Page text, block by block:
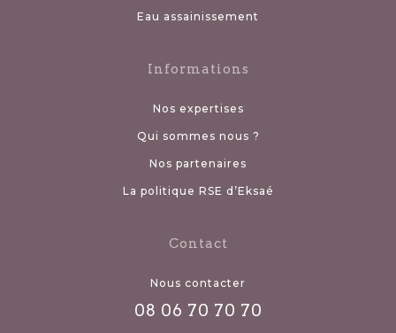
Eau assainissement
Informations
Nos expertises
Qui sommes nous ?
Nos partenaires
La politique RSE d’Eksaé
Contact
Nous contacter
08 06 70 70 70